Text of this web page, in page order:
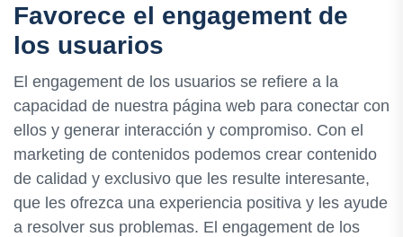
Favorece el engagement de
los usuarios
El engagement de los usuarios se refiere a la
capacidad de nuestra página web para conectar con
ellos y generar interacción y compromiso. Con el
marketing de contenidos podemos crear contenido
de calidad y exclusivo que les resulte interesante,
que les ofrezca una experiencia positiva y les ayude
a resolver sus problemas. El engagement de los